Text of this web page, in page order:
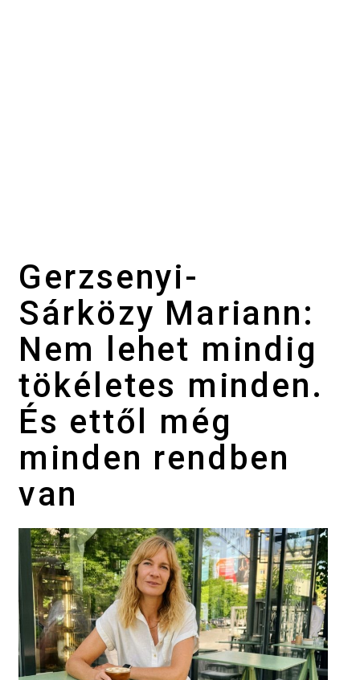
Gerzsenyi-
Sárközy Mariann:
Nem lehet mindig
tökéletes minden.
És ettől még
minden rendben
van